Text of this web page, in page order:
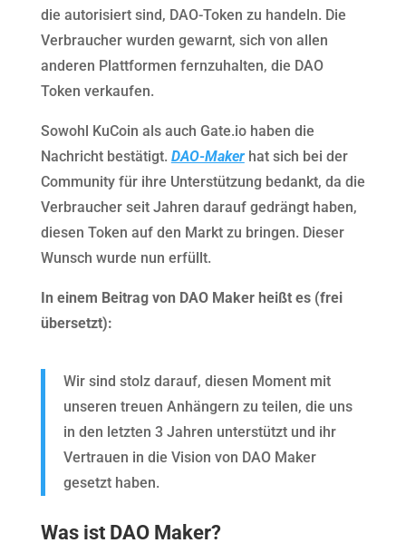
die autorisiert sind, DAO-Token zu handeln. Die
Verbraucher wurden gewarnt, sich von allen
anderen Plattformen fernzuhalten, die DAO
Token verkaufen.
Sowohl KuCoin als auch Gate.io haben die
Nachricht bestätigt. DAO-Makerhat sich bei der
Community für ihre Unterstützung bedankt, da die
Verbraucher seit Jahren darauf gedrängt haben,
diesen Token auf den Markt zu bringen. Dieser
Wunsch wurde nun erfüllt.
In einem Beitrag von DAO Maker heißt es (frei
übersetzt):
Wir sind stolz darauf, diesen Moment mit
unseren treuen Anhängern zu teilen, die uns
in den letzten 3 Jahren unterstützt und ihr
Vertrauen in die Vision von DAO Maker
gesetzt haben.
Was ist DAO Maker?